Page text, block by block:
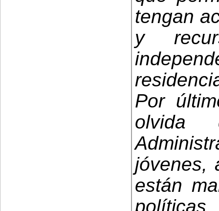
tengan
y
Por
olvida
jóvenes,
están